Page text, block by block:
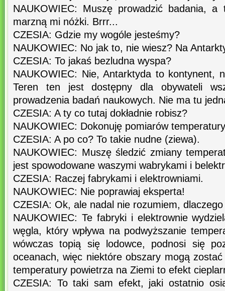
NAUKOWIEC: Muszę prowadzić badania,
marzną mi nóżki. Brrr...
CZESIA: Gdzie my wogóle jesteśmy?
NAUKOWIEC: No jak to, nie wiesz? Na
CZESIA: To jakaś bezludna wyspa?
NAUKOWIEC: Nie, Antarktyda to kontynent,
Teren ten jest dostępny dla obywateli
prowadzenia badań naukowych. Nie ma tu
CZESIA: A ty co tutaj dokładnie robisz?
NAUKOWIEC: Dokonuję pomiarów
CZESIA: A po co? To takie nudne (ziewa).
NAUKOWIEC: Muszę śledzić zmiany
jest spowodowane waszymi wabrykami i
CZESIA: Raczej fabrykami i elektrowniami.
NAUKOWIEC: Nie poprawiaj eksperta!
CZESIA: Ok, ale nadal nie rozumiem,
NAUKOWIEC: Te fabryki i elektrownie
węgla, który wpływa na podwyższanie
wówczas topią się lodowce, podnosi się
oceanach, więc niektóre obszary mogą
temperatury powietrza na Ziemi to efekt
CZESIA: To taki sam efekt, jaki ostatnio